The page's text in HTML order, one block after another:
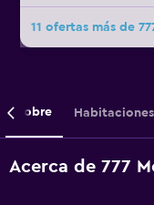
11 ofertas más de
Sobre Habitaciones
Acerca de 777